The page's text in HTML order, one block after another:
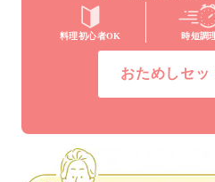
料理初心者OK 時短調
おためしセッ